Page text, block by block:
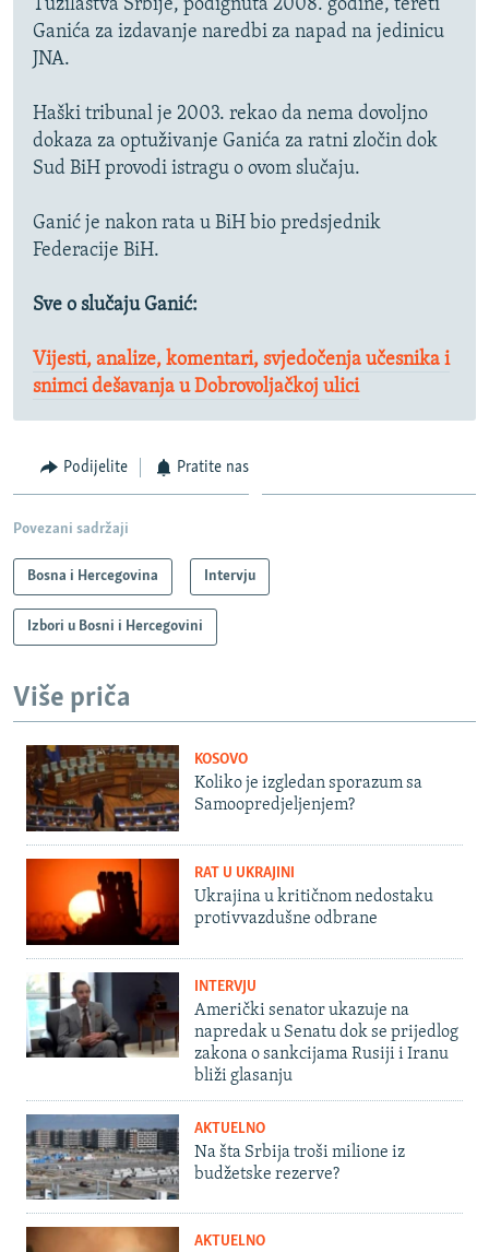
Tužilaštva Srbije, podignuta 2008. godine, tereti
Ganića za izdavanje naredbi za napad na jedinicu
JNA.
Haški tribunal je 2003. rekao da nema dovoljno
dokaza za optuživanje Ganića za ratni zločin dok
Sud BiH provodi istragu o ovom slučaju.
Ganić je nakon rata u BiH bio predsjednik
Federacije BiH.
Sve o slučaju Ganić:
Vijesti, analize, komentari, svjedočenja učesnika i
snimci dešavanja u Dobrovoljačkoj ulici
Podijelite Pratite nas
Povezani sadržaji
Bosna i Hercegovina Intervju
Izbori u Bosni i Hercegovini
Više priča
KOSOVO
Koliko je izgledan sporazum sa
Samoopredjeljenjem?
RAT U UKRAJINI
Ukrajina u kritičnom nedostaku
protivvazdušne odbrane
INTERVJU
Američki senator ukazuje na
napredak u Senatu dok se prijedlog
zakona o sankcijama Rusiji i Iranu
bliži glasanju
AKTUELNO
Na šta Srbija troši milione iz
budžetske rezerve?
AKTUELNO